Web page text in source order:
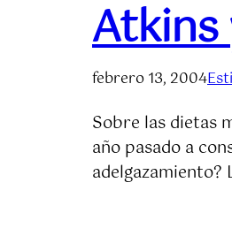
Atkins
febrero 13, 2004
Sobre las dietas
año pasado a